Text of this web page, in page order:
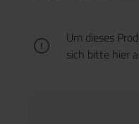
Um dieses
sich bitte hier